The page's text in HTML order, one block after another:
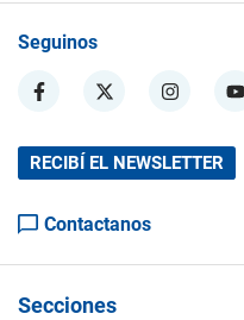
Seguinos
RECIBÍ EL NEWSLETTER
Contactanos
Secciones